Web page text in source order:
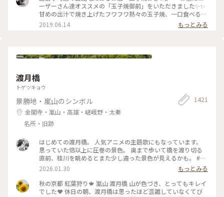
た、食べに行きたいな～ #神奈川 #鎌倉 #玉子焼き #おざわ #御
膳 #名店 #小町通り #裏 #過去
ーザーさん達オススメの「玉子焼御前」をいただきました✨✨
甘めの出汁で焼き上げたフワフワ熱々の玉子焼、一口食べると
旨味がジュワーッと広がります😆 この味は絶対家で再現でき
ない美味しさです🌟 ・ ちなみに、ご飯の上の昆布もいいお
倉 #小町通り
2019.06.14 もっとみる
渡月橋
トゲツキョウ
景勝地・嵐山のシンボル
金閣寺・嵐山・高雄・嵯峨野・太秦
名所・旧跡
1421
はじめての渡月橋。 人気アニメの主題歌にもなっています。
思っていた倍以上に圧巻の景色。 奥まで歩いて橋を渡り切る
直前、桂川を眺めるとまた少し違った景色が見えるかも。 #渡
月橋 #嵐山 #京都旅行 #嵐電 #京都観光
2026.01.30
もっとみる
秋の京都 紅葉狩り🍁 嵐山 渡月橋 山が色づき、とってもキレイ
でした❤️ 休日の朝、渡月橋は思ったほど混雑していなくてび